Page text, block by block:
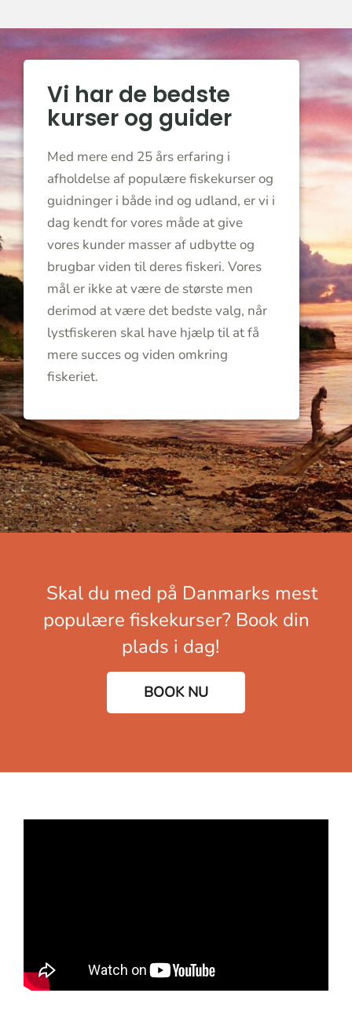
Vi har de bedste
kurser og guider
Med mere end 25 års erfaring i
afholdelse af populære fiskekurser og
guidninger i både ind og udland, er vi i
dag kendt for vores måde at give
vores kunder masser af udbytte og
brugbar viden til deres fiskeri. Vores
mål er ikke at være de største men
derimod at være det bedste valg, når
lystfiskeren skal have hjælp til at få
mere succes og viden omkring
fiskeriet.
Skal du med på Danmarks mest
populære fiskekurser? Book din
plads i dag!
BOOK NU